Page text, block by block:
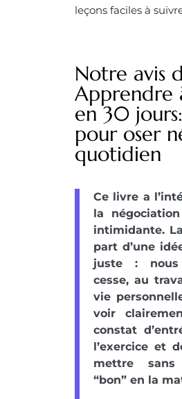
leçons faciles à
Notre avis
Apprendre
en 30
pour oser
quotidien
Ce livre a
la
intimidante.
part d’une
juste : nous
cesse, au
vie
voir
constat
l’exercice et
mettre sans
“bon” en la